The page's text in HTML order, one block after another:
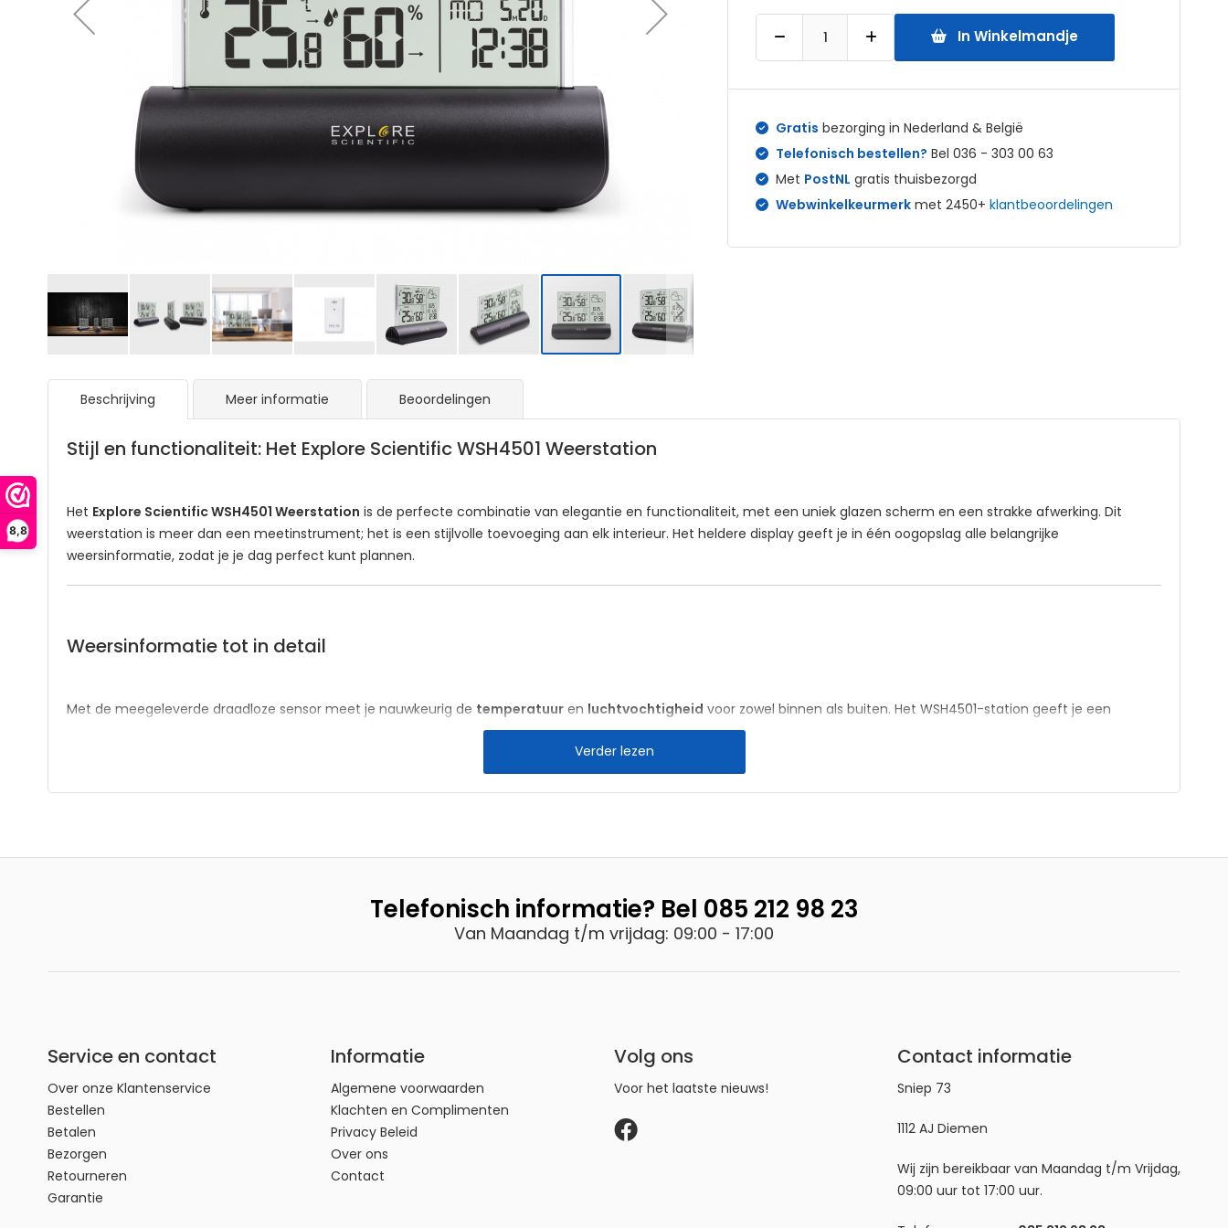
8,8
In Winkelmandje
Gratis bezorging in Nederland & België
Telefonisch bestellen? Bel 036 - 303 00 63
Met PostNL gratis thuisbezorgd
Webwinkelkeurmerk met 2450+ klantbeoordelingen
van
gallerij
Beschrijving
Stijl en functionaliteit: Het Explore Scientific WSH4501 Weerstation
Het Explore Scientific WSH4501 Weerstation is de perfecte combinatie van elegantie en functionaliteit, met een uniek glazen scherm en een strakke afwerking. Dit
weerstation is meer dan een meetinstrument; het is een stijlvolle toevoeging aan elk interieur. Het heldere display geeft je in één oogopslag alle belangrijke
weersinformatie, zodat je je dag perfect kunt plannen.
Weersinformatie tot in detail
Met de meegeleverde draadloze sensor meet je nauwkeurig de temperatuur en luchtvochtigheid voor zowel binnen als buiten. Het WSH4501-station geeft je een
en een heldereweersvoorspelling. De gegevens worden overzichtelijk weergegeven op het glazen scherm,
Verder lezen
Meer informatie Beoordelingen
Telefonisch informatie? Bel 085 212 98 23
Van Maandag t/m vrijdag: 09:00 - 17:00
Service en contact
Over onze Klantenservice
Bestellen
Betalen
Bezorgen
Retourneren
Garantie
Informatie
Algemene voorwaarden
Klachten en Complimenten
Privacy Beleid
Over ons
Contact
Volg ons
Voor het laatste nieuws!
Contact informatie
Sniep 73
1112 AJ Diemen
Wij zijn bereikbaar van Maandag t/m Vrijdag,
09:00 uur tot 17:00 uur.